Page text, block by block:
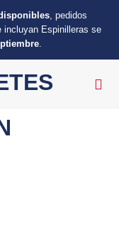
, pedidos
incluyan Espinilleras se
.